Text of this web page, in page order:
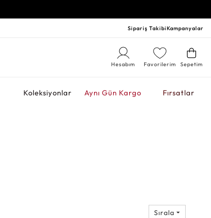
Sipariş TakibiKampanyalar
Sepetim
Favorilerim
Hesabım
Koleksiyonlar Aynı Gün Kargo Fırsatlar
Sırala